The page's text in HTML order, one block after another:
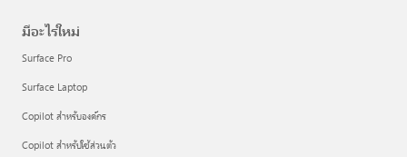
มีอะไรใหม่
Surface Pro
Surface Laptop
Copilot สำหรับองค์กร
Copilot สำหรับใช้ส่วนตัว